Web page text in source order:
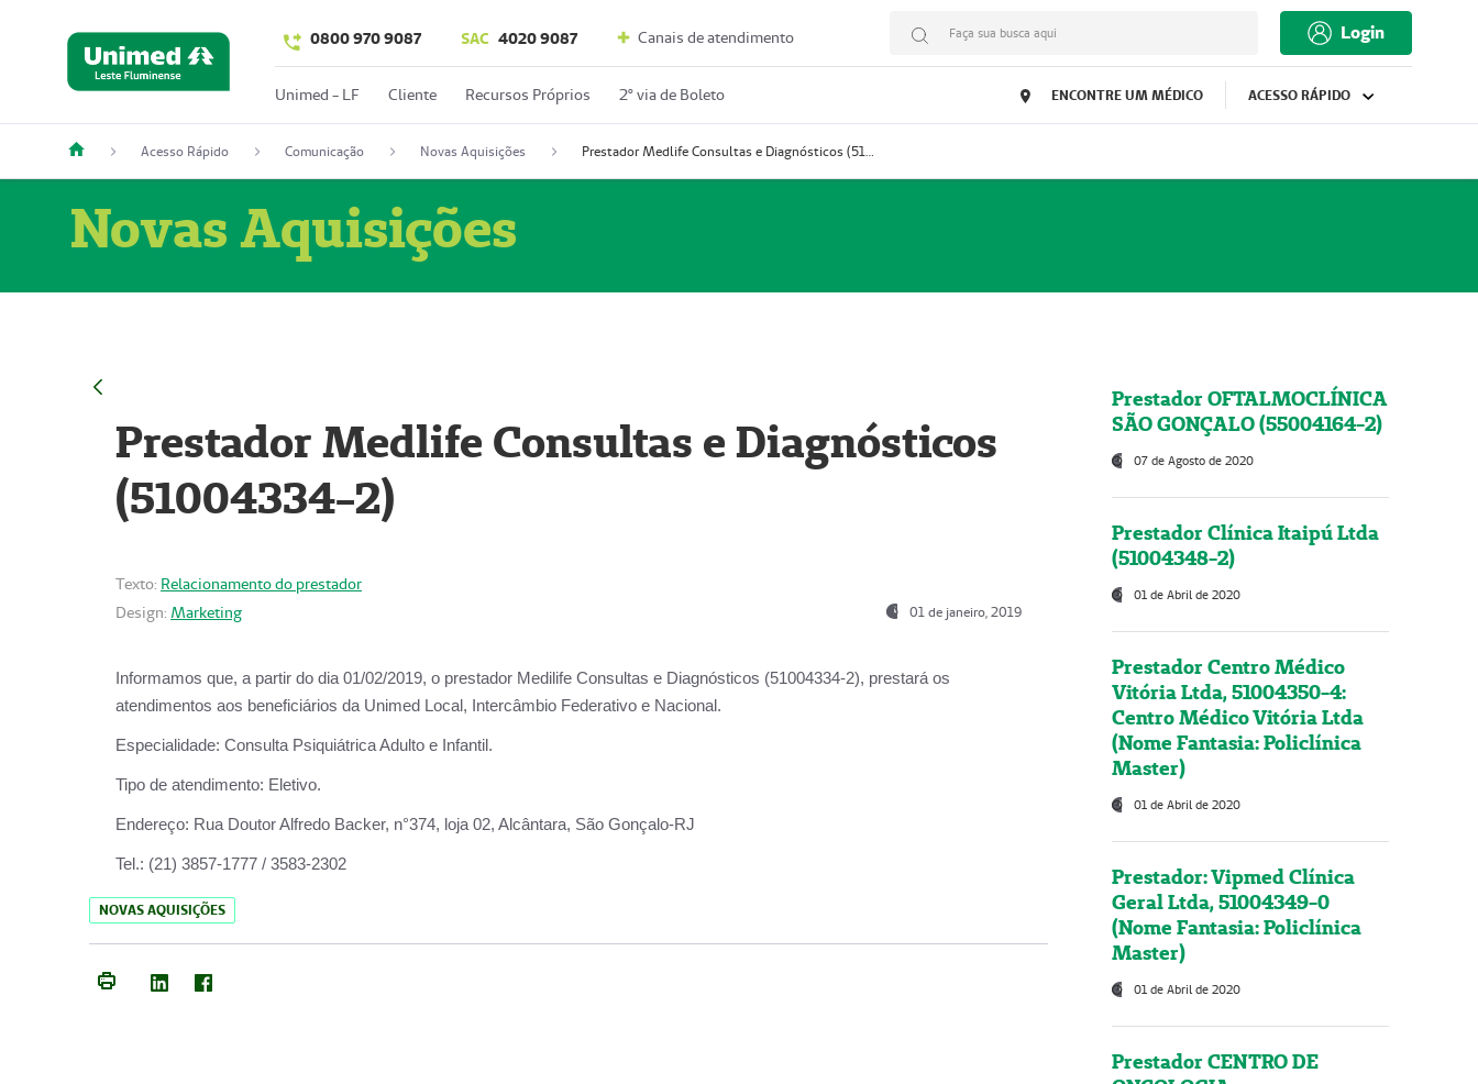
0800 970 9087 SAC 4020 9087 Canais de atendimento Faça sua busca aqui Login
Unimed - LF Cliente Recursos Próprios 2º via de Boleto ENCONTRE UM MÉDICO ACESSO RÁPIDO
Acesso Rápido Comunicação Novas Aquisições Prestador Medlife Consultas e Diagnósticos (51004334-2)
Novas Aquisições
Prestador Medlife Consultas e Diagnósticos
(51004334-2)
Texto: Relacionamento do prestador
Design: Marketing 01 de janeiro, 2019
Informamos que, a partir do dia 01/02/2019, o prestador Medilife Consultas e Diagnósticos (51004334-2), prestará os
atendimentos aos beneficiários da Unimed Local, Intercâmbio Federativo e Nacional.
Especialidade: Consulta Psiquiátrica Adulto e Infantil.
Tipo de atendimento: Eletivo.
Endereço: Rua Doutor Alfredo Backer, n°374, loja 02, Alcântara, São Gonçalo-RJ
Tel.: (21) 3857-1777 / 3583-2302
NOVAS AQUISIÇÕES
Prestador OFTALMOCLÍNICA
SÃO GONÇALO (55004164-2)
07 de Agosto de 2020
Prestador Clínica Itaipú Ltda
(51004348-2)
01 de Abril de 2020
Prestador Centro Médico
Vitória Ltda, 51004350-4:
Centro Médico Vitória Ltda
(Nome Fantasia: Policlínica
Master)
01 de Abril de 2020
Prestador: Vipmed Clínica
Geral Ltda, 51004349-0
(Nome Fantasia: Policlínica
Master)
01 de Abril de 2020
Prestador CENTRO DE